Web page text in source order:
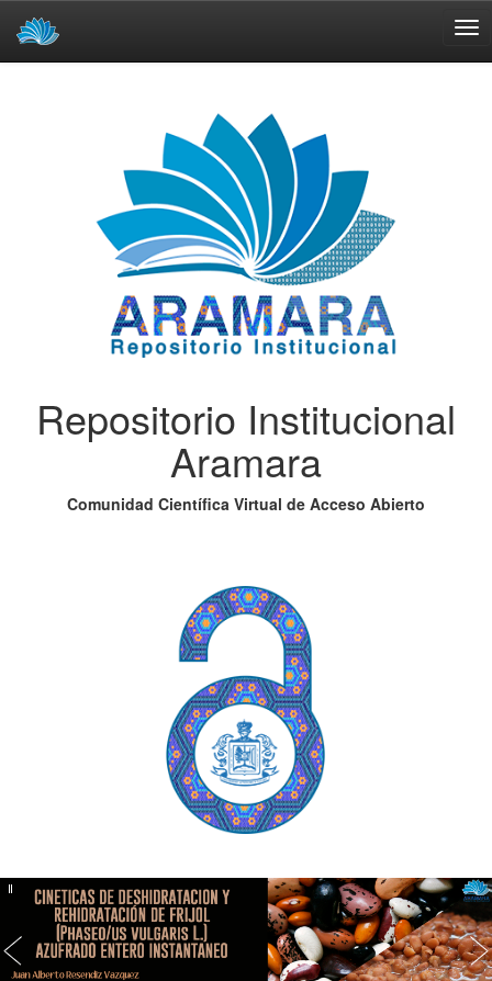
Repositorio Institucional
Aramara
Comunidad Científica Virtual de Acceso Abierto